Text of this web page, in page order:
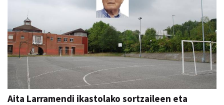
Aita Larramendi ikastolako sortzaileen eta